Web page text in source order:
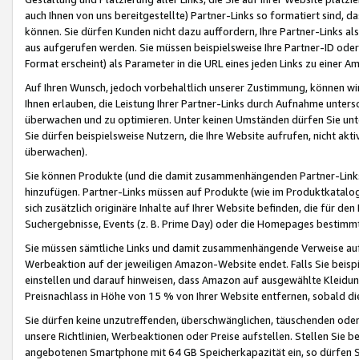
auch Ihnen von uns bereitgestellte) Partner-Links so formatiert sind,
können. Sie dürfen Kunden nicht dazu auffordern, Ihre Partner-Links
aus aufgerufen werden. Sie müssen beispielsweise Ihre Partner-ID
Format erscheint) als Parameter in die URL eines jeden Links zu einer
Auf Ihren Wunsch, jedoch vorbehaltlich unserer Zustimmung, können
Ihnen erlauben, die Leistung Ihrer Partner-Links durch Aufnahme
überwachen und zu optimieren. Unter keinen Umständen dürfen Sie
Sie dürfen beispielsweise Nutzern, die Ihre Website aufrufen, nicht
überwachen).
Sie können Produkte (und die damit zusammenhängenden Partner-
hinzufügen. Partner-Links müssen auf Produkte (wie im
sich zusätzlich originäre Inhalte auf Ihrer Website befinden, die für
Suchergebnisse, Events (z. B. Prime Day) oder die Homepages
Sie müssen sämtliche Links und damit zusammenhängende
Werbeaktion auf der jeweiligen Amazon-Website endet. Falls Sie
einstellen und darauf hinweisen, dass Amazon auf ausgewählte
Preisnachlass in Höhe von 15 % von Ihrer Website entfernen, sobald
Sie dürfen keine unzutreffenden, überschwänglichen, täuschenden
unsere Richtlinien, Werbeaktionen oder Preise aufstellen. Stellen Sie
angebotenen Smartphone mit 64 GB Speicherkapazität ein, so dürfen